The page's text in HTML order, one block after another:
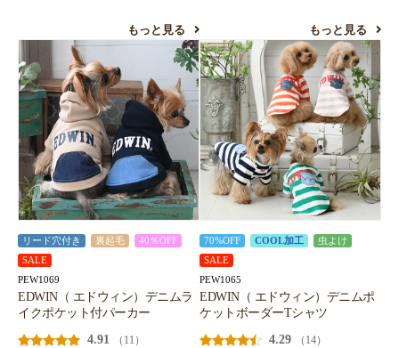
もっと見る もっと見る
リード穴付き 裏起毛
40％OFF
SALE
PEW1069
EDWIN（ エドウィン）デニムラ
イクポケット付パーカー
4.91
（11）
70%OFF COOL加工
虫よけ
SALE
PEW1065
EDWIN（ エドウィン）デニムポ
ケットボーダーTシャツ
4.29
（14）